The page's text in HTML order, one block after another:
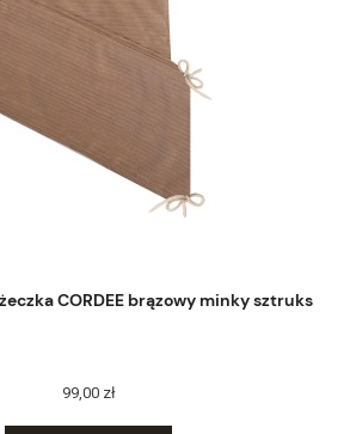
CORDEE brązowy minky sztruks
99,00 zł